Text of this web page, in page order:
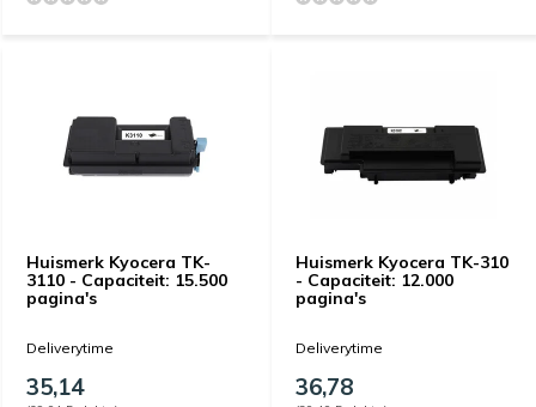
Huismerk Kyocera TK-
3110 - Capaciteit: 15.500
pagina's
Deliverytime
35,14
Huismerk Kyocera TK-310
- Capaciteit: 12.000
pagina's
Deliverytime
36,78